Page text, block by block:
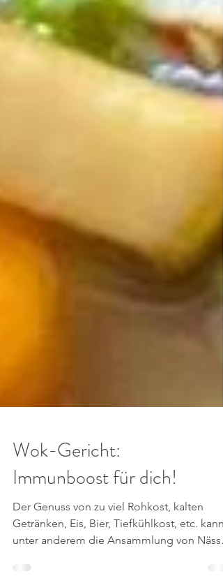
Wok-Gericht:
Immunboost für dich!
Der Genuss von zu viel Rohkost, kalten